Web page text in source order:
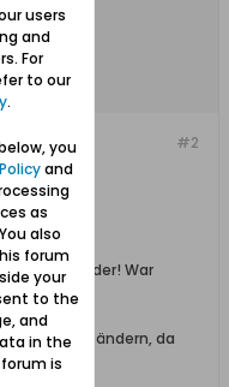
#2
Bilder! War
Du selbst ändern, da
users
and
For
to our
.
you
and
as
also
forum
your
to the
and
in the
is